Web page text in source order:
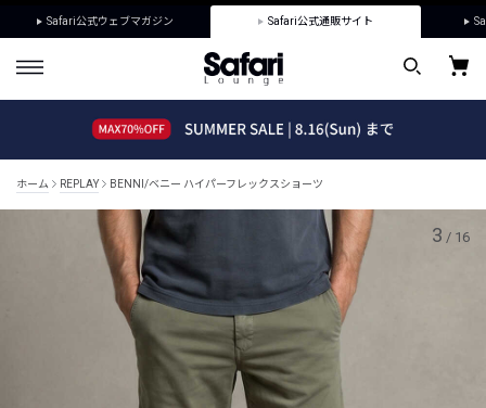
Safari公式ウェブマガジン Safari公式通販サイト
ホーム REPLAY BENNI/ベニー ハイパーフレックスショーツ
3 / 16